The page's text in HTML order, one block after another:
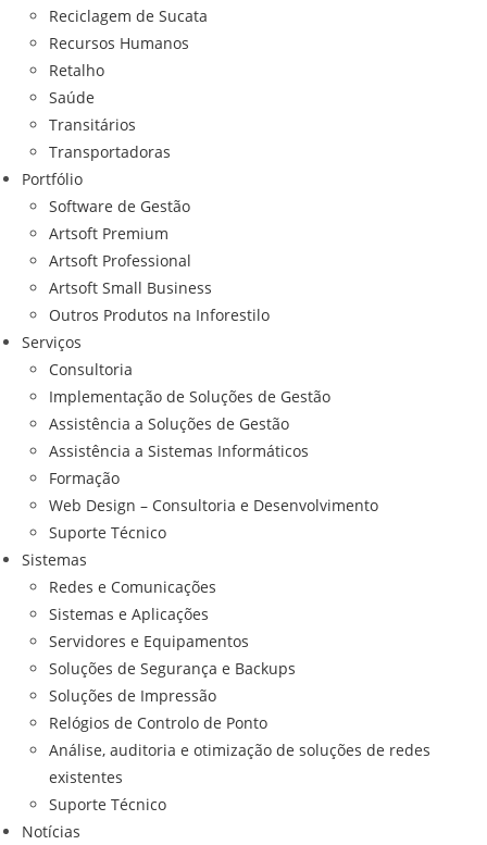
Reciclagem de Sucata
Recursos Humanos
Retalho
Saúde
Transitários
Transportadoras
Portfólio
Software de Gestão
Artsoft Premium
Artsoft Professional
Artsoft Small Business
Outros Produtos na Inforestilo
Serviços
Consultoria
Implementação de Soluções de Gestão
Assistência a Soluções de Gestão
Assistência a Sistemas Informáticos
Formação
Web Design – Consultoria e Desenvolvimento
Suporte Técnico
Sistemas
Redes e Comunicações
Sistemas e Aplicações
Servidores e Equipamentos
Soluções de Segurança e Backups
Soluções de Impressão
Relógios de Controlo de Ponto
Análise, auditoria e otimização de soluções de redes
existentes
Suporte Técnico
Notícias